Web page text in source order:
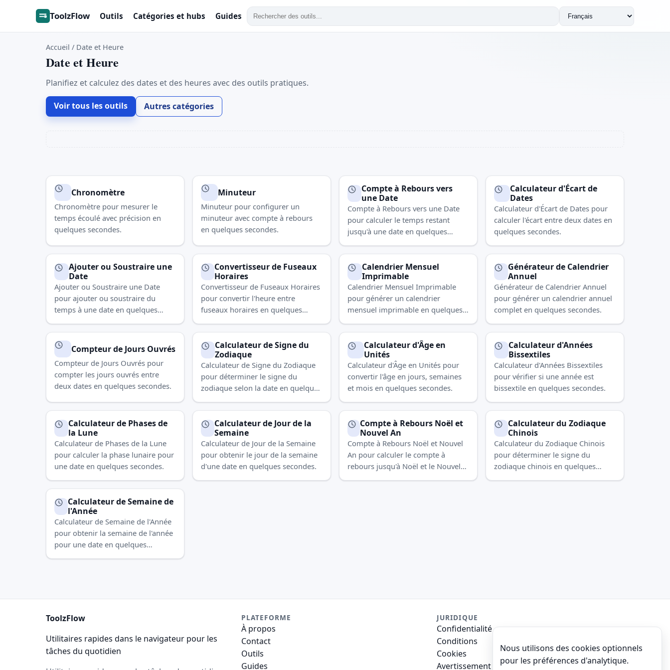
ToolzFlow Outils Catégories et hubs Guides
Changer
de
Accueil / Date et Heure
Date et Heure
Planifiez et calculez des dates et des heures avec des outils pratiques.
Voir tous les outils Autres catégories
Chronomètre
Chronomètre pour mesurer le
temps écoulé avec précision en
quelques secondes.
Minuteur
Minuteur pour configurer un
minuteur avec compte à rebours
en quelques secondes.
Compte à Rebours vers
une Date
Compte à Rebours vers une Date
pour calculer le temps restant
jusqu'à une date en quelques
secondes.
Calculateur d'Écart de
Dates
Calculateur d'Écart de Dates pour
calculer l'écart entre deux dates en
quelques secondes.
Ajouter ou Soustraire une
Date
Ajouter ou Soustraire une Date
pour ajouter ou soustraire du
temps à une date en quelques
secondes.
Convertisseur de Fuseaux
Horaires
Convertisseur de Fuseaux Horaires
pour convertir l'heure entre
fuseaux horaires en quelques
secondes.
Calendrier Mensuel
Imprimable
Calendrier Mensuel Imprimable
pour générer un calendrier
mensuel imprimable en quelques
secondes.
Générateur de Calendrier
Annuel
Générateur de Calendrier Annuel
pour générer un calendrier annuel
complet en quelques secondes.
Compteur de Jours Ouvrés
Compteur de Jours Ouvrés pour
compter les jours ouvrés entre
deux dates en quelques secondes.
Calculateur de Signe du
Zodiaque
Calculateur de Signe du Zodiaque
pour déterminer le signe du
zodiaque selon la date en quelques
secondes.
Calculateur d'Âge en
Unités
Calculateur d'Âge en Unités pour
convertir l'âge en jours, semaines
et mois en quelques secondes.
Calculateur d'Années
Bissextiles
Calculateur d'Années Bissextiles
pour vérifier si une année est
bissextile en quelques secondes.
Calculateur de Phases de
la Lune
Calculateur de Phases de la Lune
pour calculer la phase lunaire pour
une date en quelques secondes.
Calculateur de Jour de la
Semaine
Calculateur de Jour de la Semaine
pour obtenir le jour de la semaine
d'une date en quelques secondes.
Compte à Rebours Noël et
Nouvel An
Compte à Rebours Noël et Nouvel
An pour calculer le compte à
rebours jusqu'à Noël et le Nouvel
An en quelques secondes.
Calculateur du Zodiaque
Chinois
Calculateur du Zodiaque Chinois
pour déterminer le signe du
zodiaque chinois en quelques
secondes.
Calculateur de Semaine de
l'Année
Calculateur de Semaine de l'Année
pour obtenir la semaine de l'année
pour une date en quelques
secondes.
ToolzFlow
Utilitaires rapides dans le navigateur pour les
tâches du quotidien
PLATEFORME
À propos
Contact
Outils
Guides
JURIDIQUE
Confidentialité
Conditions
Cookies
Avertissement
Nous utilisons des cookies optionnels
pour les préférences d'analytique.